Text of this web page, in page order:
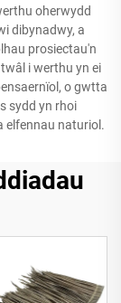
oherwydd
dibynadwy, a
prosiectau'n
i werthu yn ei
o gwtta
sydd yn rhoi
elfennau naturiol.